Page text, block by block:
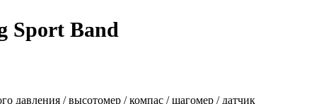
Sport Band
давления / высотомер / компас / шагомер / датчик